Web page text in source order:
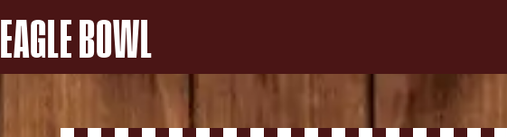
EAGLE BOWL